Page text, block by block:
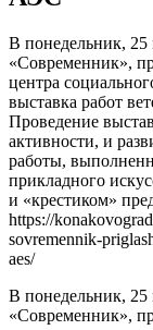
В понедельник,
«Современник»,
центра
выставка работ
Проведение
активности, и
работы,
прикладного
и «крестиком»
https://
sovremennik-
aes/
В понедельник,
«Современник»,